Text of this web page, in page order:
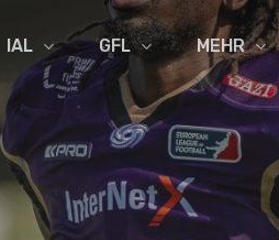
IAL GFL MEHR